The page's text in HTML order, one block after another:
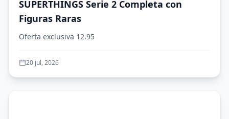
SUPERTHINGS Serie 2 Completa con
Figuras Raras
Oferta exclusiva 12.95
20 jul, 2026